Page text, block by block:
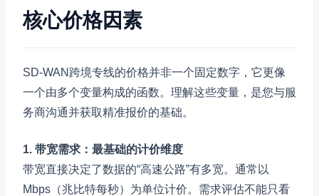
核心价格因素
SD-WAN跨境专线的价格并非一个固定数字，它更像
一个由多个变量构成的函数。理解这些变量，是您与服
务商沟通并获取精准报价的基础。
1. 带宽需求：最基础的计价维度
带宽直接决定了数据的“高速公路”有多宽。通常以
Mbps（兆比特每秒）为单位计价。需求评估不能只看